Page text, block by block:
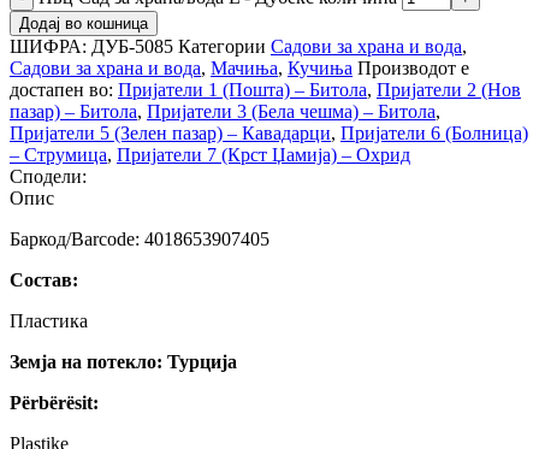
Додај во кошница
ШИФРА: ДУБ-5085 Категории Садови за храна и вода,
Садови за храна и вода, Мачиња, Кучиња Производот е
достапен во: Пријатели 1 (Пошта) – Битола, Пријатели 2 (Нов
пазар) – Битола, Пријатели 3 (Бела чешма) – Битола,
Пријатели 5 (Зелен пазар) – Кавадарци, Пријатели 6 (Болница)
– Струмица, Пријатели 7 (Крст Џамија) – Охрид
Сподели:
Опис
Баркод/Barcode: 4018653907405
Состав:
Пластика
Земја на потекло: Турција
Përbërësit:
Plastike